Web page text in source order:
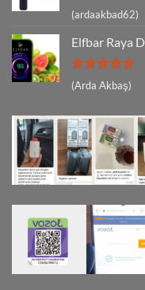
5 üzerinden
5
(ardaakbad62)
Elfbar Raya
5 üzerinden
5
(Arda Akbaş)